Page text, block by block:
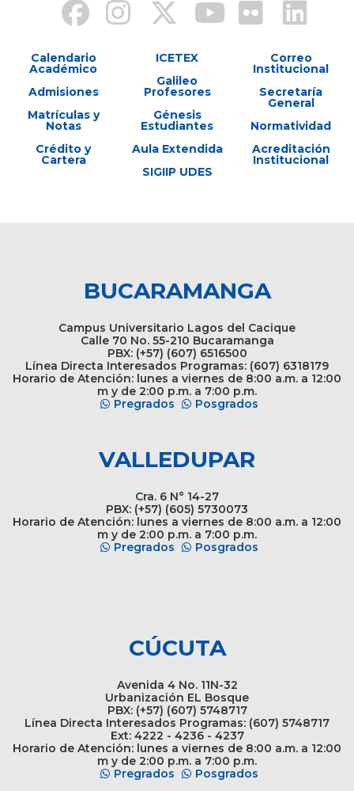
Calendario
Académico
Admisiones
Matrículas y
Notas
Crédito y
Cartera
ICETEX
Galileo
Profesores
Génesis
Estudiantes
Aula Extendida
SIGIIP UDES
Correo
Institucional
Secretaría
General
Normatividad
Acreditación
Institucional
BUCARAMANGA
Campus Universitario Lagos del Cacique
Calle 70 No. 55-210 Bucaramanga
PBX: (+57) (607) 6516500
Línea Directa Interesados Programas: (607) 6318179
Horario de Atención: lunes a viernes de 8:00 a.m. a 12:00
m y de 2:00 p.m. a 7:00 p.m.
Pregrados
Posgrados
VALLEDUPAR
Cra. 6 N° 14-27
PBX: (+57) (605) 5730073
Horario de Atención: lunes a viernes de 8:00 a.m. a 12:00
m y de 2:00 p.m. a 7:00 p.m.
Pregrados
Posgrados
CÚCUTA
Avenida 4 No. 11N-32
Urbanización EL Bosque
PBX: (+57) (607) 5748717
Línea Directa Interesados Programas: (607) 5748717
Ext: 4222 - 4236 - 4237
Horario de Atención: lunes a viernes de 8:00 a.m. a 12:00
m y de 2:00 p.m. a 7:00 p.m.
Pregrados
Posgrados